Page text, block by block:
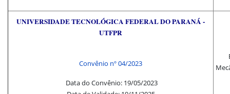
UNIVERSIDADE TECNOLÓGICA FEDERAL DO PARANÁ -
UTFPR
Convênio nº 04/2023
Data do Convênio: 19/05/2023